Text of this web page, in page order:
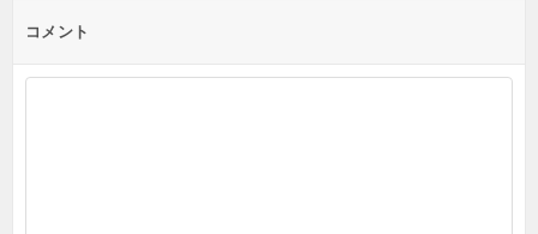
コメント